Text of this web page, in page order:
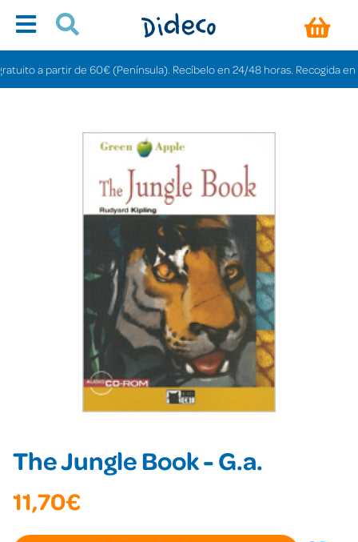
a partir de 60€ (Península). Recíbelo en 24/48 horas. Recogida en
The Jungle Book - G.a.
11,70€